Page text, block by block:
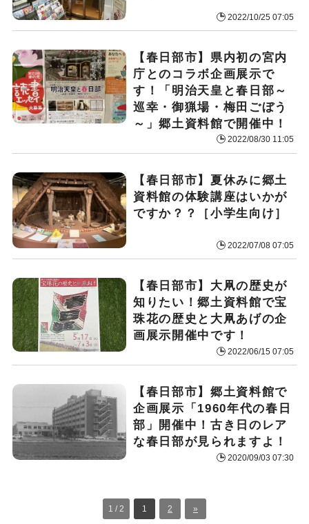
2022/10/25 07:05
【春日部市】県内初の宮内
庁とのコラボ企画展示で
す！「明治天皇と春日部～
巡幸・御猟場・梅田ごぼう
～」郷土資料館で開催中！
2022/08/30 11:05
【春日部市】夏休みに郷土
資料館の体験講座はいかが
ですか？？［小学生向け］
2022/07/08 07:05
【春日部市】大凧の歴史が
知りたい！郷土資料館で宝
珠花の歴史と大凧あげの企
画展示開催中です！
2022/06/15 07:05
【春日部市】郷土資料館で
企画展示「1960年代の春日
部」開催中！古き日のレア
な春日部が見られますよ！
2020/09/03 07:30
1 / 2 1 2 »